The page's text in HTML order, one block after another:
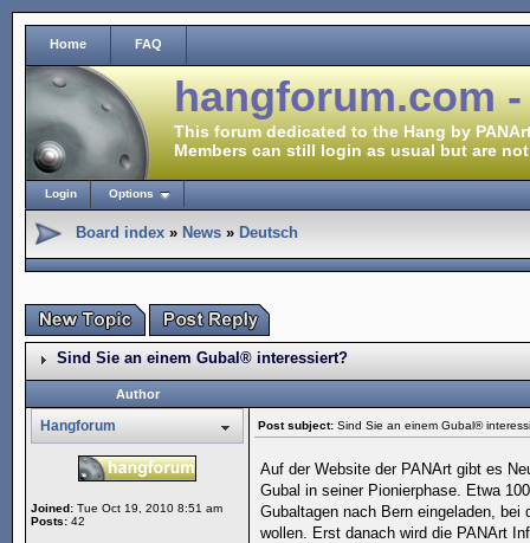
Home FAQ
hangforum.com
This forum dedicated to the Hang by
Members can still login as usual but are
Login Options
Board index » News » Deutsch
Sind Sie an einem Gubal® interessiert?
Author
Hangforum Post subject: Sind Sie an einem Gubal®
Joined: Tue Oct 19, 2010 8:51 am
Posts: 42
Auf der Website der PANArt gibt es
Gubal in seiner Pionierphase. Etwa
Gubaltagen nach Bern eingeladen,
wollen. Erst danach wird die PANArt